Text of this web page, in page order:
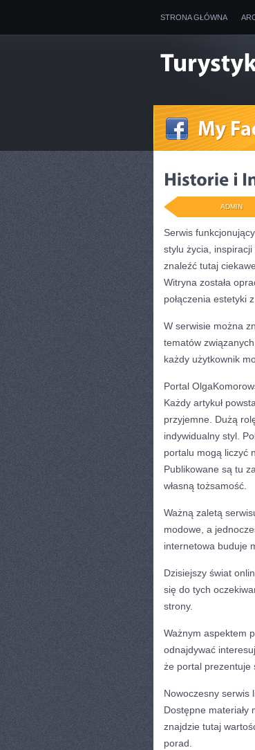
STRONA GŁÓWNA
ADMIN
Serwis
stylu życia,
znaleźć tutaj
Witryna została
połączenia estetyki
W serwisie można
tematów
każdy użytkownik
Portal
Każdy artykuł
przyjemne. Dużą
indywidualny styl.
portalu mogą liczyć
Publikowane są tu
własną tożsamość.
Ważną zaletą
modowe, a
internetowa buduje
Dzisiejszy świat
się do tych
strony.
Ważnym aspektem
odnajdywać
że portal prezentuje
Nowoczesny serwis
Dostępne materiały
znajdzie tutaj
porad.